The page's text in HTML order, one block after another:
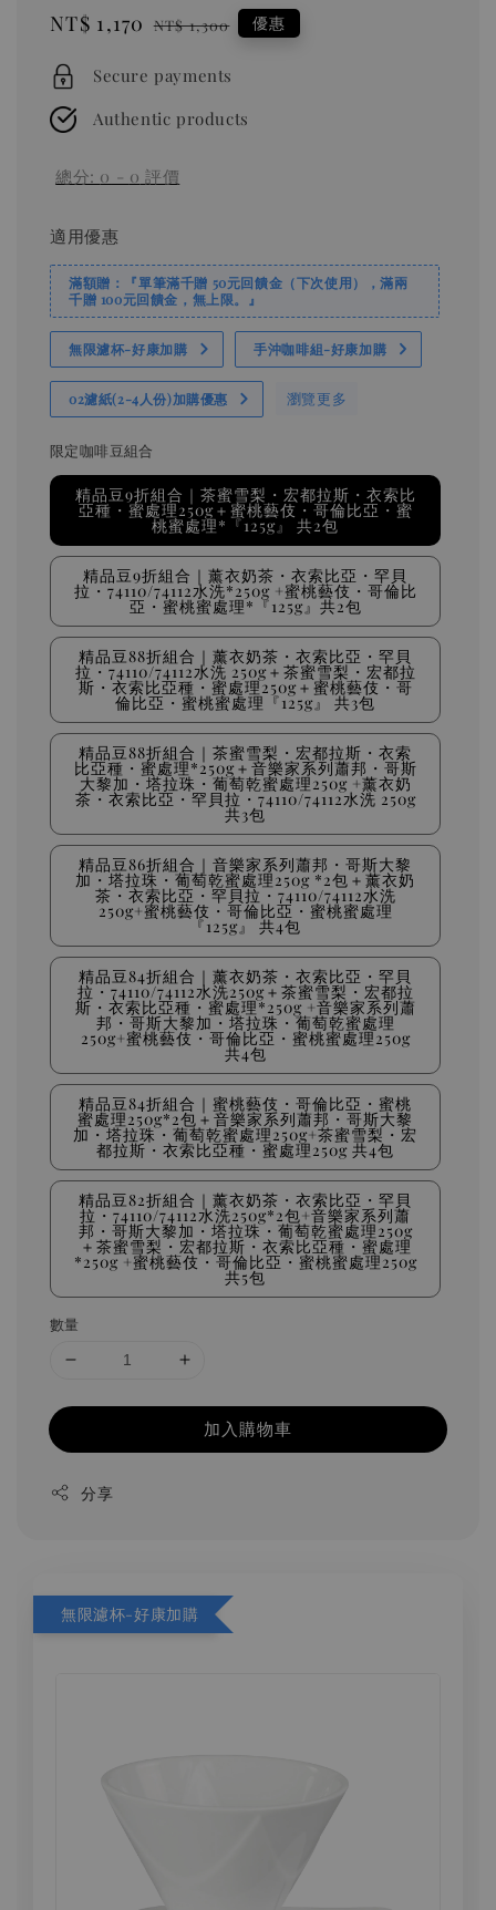
Sale
NT$ 1,170 Regular
NT$ 1,300 優惠
Secure payments
Authentic products
總分: 0 - 0 評價
適用優惠
滿額贈：『單筆滿千贈 50元回饋金（下次使用），滿兩
千贈 100元回饋金，無上限。』
無限濾杯-好康加購 手沖咖啡組-好康加購
02濾紙(2-4人份)加購優惠 瀏覽更多
限定咖啡豆組合
精品豆9折組合｜茶蜜雪梨・宏都拉斯・衣索比
亞種・蜜處理250g＋蜜桃藝伎・哥倫比亞・蜜
桃蜜處理*『125g』 共2包
精品豆9折組合｜薰衣奶茶・衣索比亞・罕貝
拉・74110/74112水洗*250g +蜜桃藝伎・哥倫比
亞・蜜桃蜜處理*『125g』共2包
精品豆88折組合｜薰衣奶茶・衣索比亞・罕貝
拉・74110/74112水洗 250g＋茶蜜雪梨・宏都拉
斯・衣索比亞種・蜜處理250g＋蜜桃藝伎・哥
倫比亞・蜜桃蜜處理『125g』 共3包
精品豆88折組合｜茶蜜雪梨・宏都拉斯・衣索
比亞種・蜜處理*250g＋音樂家系列蕭邦・哥斯
大黎加・塔拉珠・葡萄乾蜜處理250g +薰衣奶
茶・衣索比亞・罕貝拉・74110/74112水洗 250g
共3包
精品豆86折組合｜音樂家系列蕭邦・哥斯大黎
加・塔拉珠・葡萄乾蜜處理250g *2包＋薰衣奶
茶・衣索比亞・罕貝拉・74110/74112水洗
250g+蜜桃藝伎・哥倫比亞・蜜桃蜜處理
『125g』 共4包
精品豆84折組合｜薰衣奶茶・衣索比亞・罕貝
拉・74110/74112水洗250g＋茶蜜雪梨・宏都拉
斯・衣索比亞種・蜜處理*250g +音樂家系列蕭
邦・哥斯大黎加・塔拉珠・葡萄乾蜜處理
250g+蜜桃藝伎・哥倫比亞・蜜桃蜜處理250g
共4包
精品豆84折組合｜蜜桃藝伎・哥倫比亞・蜜桃
蜜處理250g*2包＋音樂家系列蕭邦・哥斯大黎
加・塔拉珠・葡萄乾蜜處理250g+茶蜜雪梨・宏
都拉斯・衣索比亞種・蜜處理250g 共4包
精品豆82折組合｜薰衣奶茶・衣索比亞・罕貝
拉・74110/74112水洗250g*2包+音樂家系列蕭
邦・哥斯大黎加・塔拉珠・葡萄乾蜜處理250g
＋茶蜜雪梨・宏都拉斯・衣索比亞種・蜜處理
*250g +蜜桃藝伎・哥倫比亞・蜜桃蜜處理250g
共5包
數量
加入購物車
分享
無限濾杯-好康加購